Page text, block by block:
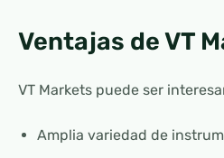
Ventajas de VT
VT Markets puede ser
Amplia variedad de